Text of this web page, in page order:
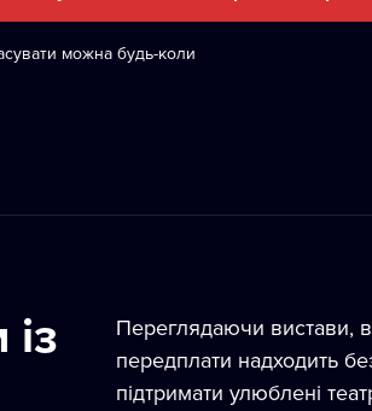
можна будь-коли
Переглядаючи вистави,
передплати надходить
підтримати улюблені